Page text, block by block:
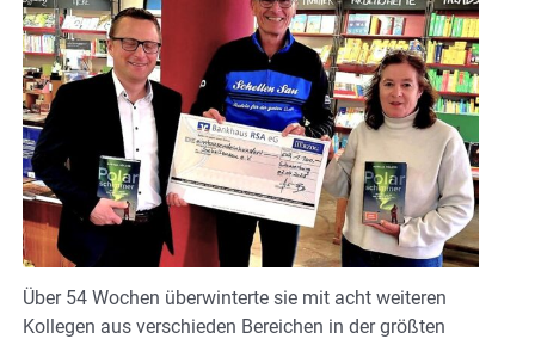
Über 54 Wochen überwinterte sie mit acht weiteren
Kollegen aus verschieden Bereichen in der größten